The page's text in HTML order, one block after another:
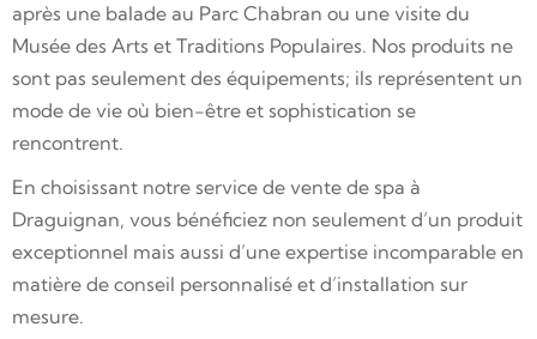
après une balade au Parc Chabran ou une visite du
Musée des Arts et Traditions Populaires. Nos produits ne
sont pas seulement des équipements; ils représentent un
mode de vie où bien-être et sophistication se
rencontrent.
En choisissant notre service de vente de spa à
Draguignan, vous bénéficiez non seulement d’un produit
exceptionnel mais aussi d’une expertise incomparable en
matière de conseil personnalisé et d’installation sur
mesure.